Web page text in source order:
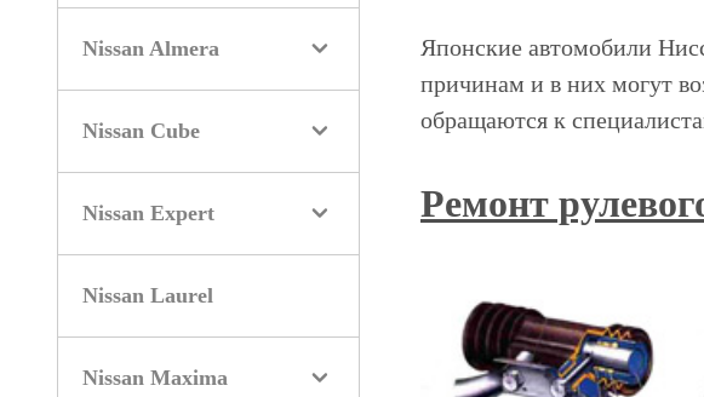
Nissan Almera
Nissan Cube
Nissan Expert
Nissan Laurel
Nissan Maxima
Японские автомобили
причинам и в них могут
обращаются к
Ремонт